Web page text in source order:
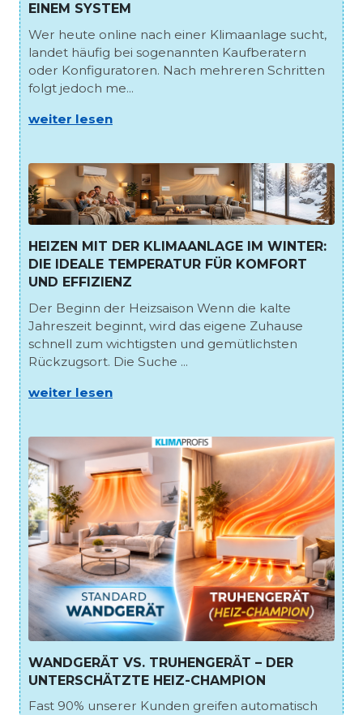
EINEM SYSTEM
Wer heute online nach einer Klimaanlage sucht,
landet häufig bei sogenannten Kaufberatern
oder Konfiguratoren. Nach mehreren Schritten
folgt jedoch me...
weiter lesen
HEIZEN MIT DER KLIMAANLAGE IM WINTER:
DIE IDEALE TEMPERATUR FÜR KOMFORT
UND EFFIZIENZ
Der Beginn der Heizsaison Wenn die kalte
Jahreszeit beginnt, wird das eigene Zuhause
schnell zum wichtigsten und gemütlichsten
Rückzugsort. Die Suche ...
weiter lesen
WANDGERÄT VS. TRUHENGERÄT – DER
UNTERSCHÄTZTE HEIZ-CHAMPION
Fast 90% unserer Kunden greifen automatisch